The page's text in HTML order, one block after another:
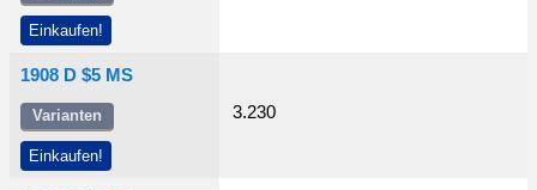
Einkaufen!
1908 D $5 MS
Varianten
Einkaufen!
3.230